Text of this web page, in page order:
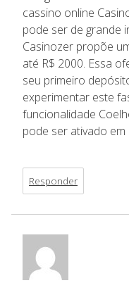
cassino online
pode ser de grande
Casinozer propõe
até R$ 2000. Essa
seu primeiro
experimentar este
funcionalidade
pode ser ativado
Responder